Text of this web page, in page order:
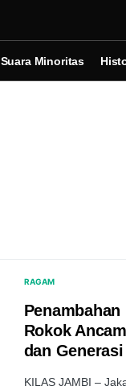
Suara Minoritas
RAGAM
Rokok
dan
KILAS JAMBI –